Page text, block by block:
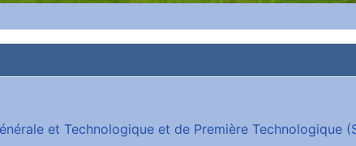
et Technologique et de Première Technologique